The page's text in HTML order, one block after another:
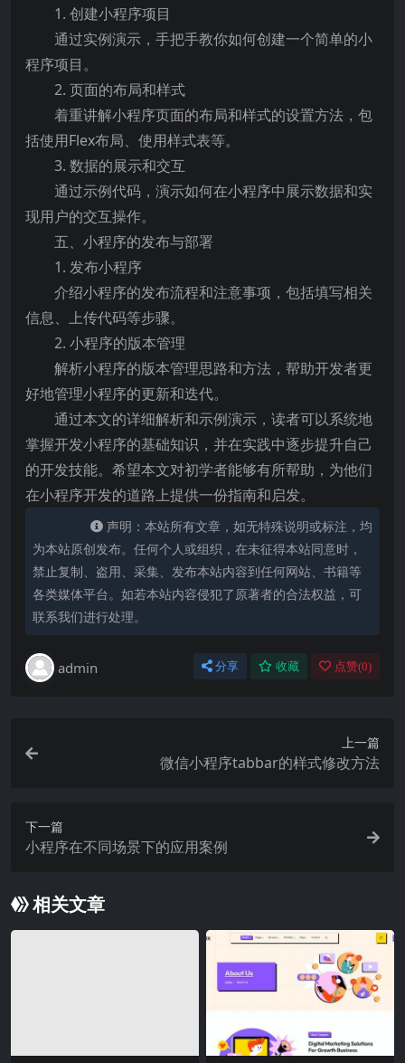
1. 创建小程序项目
通过实例演示，手把手教你如何创建一个简单的小
程序项目。
2. 页面的布局和样式
着重讲解小程序页面的布局和样式的设置方法，包
括使用Flex布局、使用样式表等。
3. 数据的展示和交互
通过示例代码，演示如何在小程序中展示数据和实
现用户的交互操作。
五、小程序的发布与部署
1. 发布小程序
介绍小程序的发布流程和注意事项，包括填写相关
信息、上传代码等步骤。
2. 小程序的版本管理
解析小程序的版本管理思路和方法，帮助开发者更
好地管理小程序的更新和迭代。
通过本文的详细解析和示例演示，读者可以系统地
掌握开发小程序的基础知识，并在实践中逐步提升自己
的开发技能。希望本文对初学者能够有所帮助，为他们
在小程序开发的道路上提供一份指南和启发。
声明：本站所有文章，如无特殊说明或标注，均
为本站原创发布。任何个人或组织，在未征得本站同意时，
禁止复制、盗用、采集、发布本站内容到任何网站、书籍等
各类媒体平台。如若本站内容侵犯了原著者的合法权益，可
联系我们进行处理。
admin 分享 收藏 点赞(0)
上一篇
微信小程序tabbar的样式修改方法
下一篇
小程序在不同场景下的应用案例
相关文章